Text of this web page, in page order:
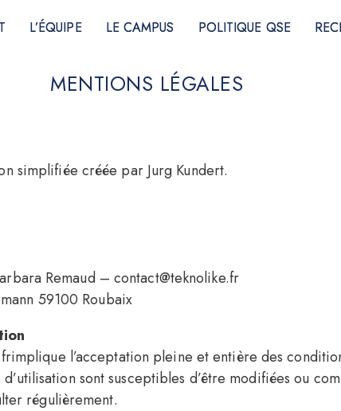
L’ÉQUIPE LE CAMPUS POLITIQUE QSE
L’ÉQUIPE LE CAMPUS POLITIQUE QSE
MENTIONS LÉGALES
simplifiée créée par Jurg Kundert.
Remaud – contact@teknolike.fr
59100 Roubaix
l’acceptation pleine et entière des
sont susceptibles d’être modifiées ou
régulièrement.